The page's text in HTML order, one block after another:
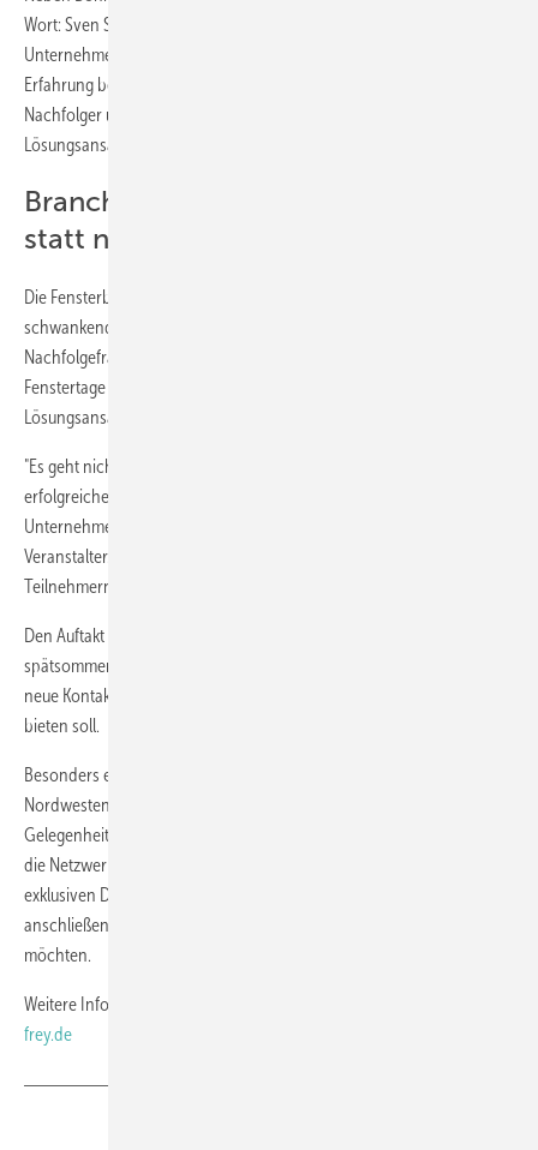
Wort: Sven Schöpker und Oliver Oettgen, beide erfolgreiche
Unternehmer und Speaker aus dem Handwerk, die aus eigener
Erfahrung berichten. Die Veranstaltung richtet sich an Unternehmer,
Nachfolger und Entscheider der Branche, die nach individuellen
Lösungsansätzen für die aktuellen Marktherausforderungen suchen.
Branche unter Druck: Aktiv gestalten
statt nur reagieren
Die Fensterbaubranche kämpft derzeit mit bekannten Problemen:
schwankende Auftragslagen, Fachkräftemangel und ungelöste
Nachfolgefragen setzen viele Betriebe unter Druck. Die Netzwerk
Fenstertage wollen hier gegensteuern und setzen auf praktische
Lösungsansätze statt theoretische Abhandlungen.
"Es geht nicht um Theorie, sondern um konkrete Perspektiven für eine
erfolgreiche, innovative und zukunftsfähige
Unternehmensausrichtung", heißt es in der Ankündigung der
Veranstalter. Der Fokus liegt auf dem Austausch zwischen den
Teilnehmern und neuen Impulsen durch die Speaker.
Den Auftakt der zweitägigen Veranstaltung bildet ein
spätsommerlicher Grillabend, der Raum für persönliche Gespräche,
neue Kontakte und intensives Netzwerken in entspannter Atmosphäre
bieten soll.
Besonders eingeladen sind Fensterbauunternehmen aus dem
Nordwesten Deutschlands und darüber hinaus. Sie erhalten die
Gelegenheit, unverbindlich in das Netzwerk hineinzuschnuppern und
die Netzwerk-Dynamik zu erleben. Interessierte können sich über die
exklusiven Dienstleistungen für Partnerunternehmen informieren und
anschließend entscheiden, ob sie dauerhaft Teil des Netzwerk werden
möchten.
Weitere Informationen und Anmeldung unter
frey.de